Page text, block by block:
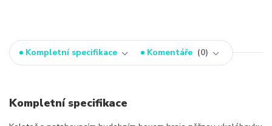
Kompletní specifikace Komentáře 0
Kompletní specifikace